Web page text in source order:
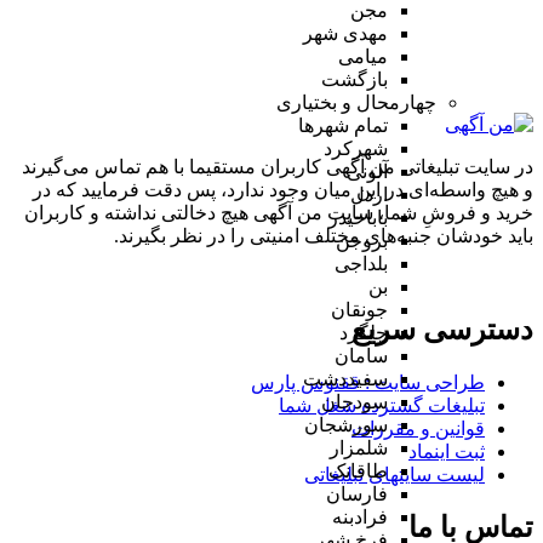
مجن
مهدی شهر
میامی
بازگشت
چهارمحال و بختیاری
تمام شهر‌ها
شهرکرد
آلونی
اردل
باباحیدر
بروجن
بلداجی
بن
جونقان
چلگرد
سامان
سفیددشت
سودجان
سورشجان
شلمزار
طاقانک
فارسان
فرادبنه
در سایت تبلیغاتی من آگهی کاربران مستقیما با هم تماس می‌گیرند
و هیچ واسطه‌ای در این میان وجود ندارد، پس دقت فرمایید که در
خرید و فروشِ شما، سایت من آگهی هیچ دخالتی نداشته و کاربران
باید خودشان جنبه‌های مختلف امنیتی را در نظر بگیرند.
دسترسی سریع
طراحی سایت :‌ ققنوس پارس
تبلیغات گسترده شغل شما
قوانین و مقررات
ثبت اینماد
لیست سایتهای تبلیغاتی
تماس با ما